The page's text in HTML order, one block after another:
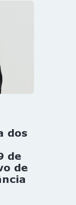
dos
de
de